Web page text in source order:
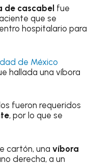
de cascabel fue
que se
hospitalario para
de México
hallada una víbora
fueron requeridos
, por lo que se
cartón, una víbora
derecha, a un